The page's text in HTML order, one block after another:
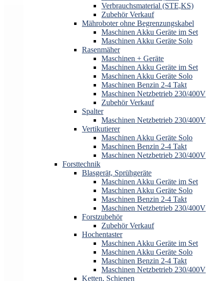
Verbrauchsmaterial (STE,KS)
Zubehör Verkauf
Mähroboter ohne Begrenzungskabel
Maschinen Akku Geräte im Set
Maschinen Akku Geräte Solo
Rasenmäher
Maschinen + Geräte
Maschinen Akku Geräte im Set
Maschinen Akku Geräte Solo
Maschinen Benzin 2-4 Takt
Maschinen Netzbetrieb 230/400V
Zubehör Verkauf
Spalter
Maschinen Netzbetrieb 230/400V
Vertikutierer
Maschinen Akku Geräte Solo
Maschinen Benzin 2-4 Takt
Maschinen Netzbetrieb 230/400V
Forsttechnik
Blasgerät, Sprühgeräte
Maschinen Akku Geräte im Set
Maschinen Akku Geräte Solo
Maschinen Benzin 2-4 Takt
Maschinen Netzbetrieb 230/400V
Forstzubehör
Zubehör Verkauf
Hochentaster
Maschinen Akku Geräte im Set
Maschinen Akku Geräte Solo
Maschinen Benzin 2-4 Takt
Maschinen Netzbetrieb 230/400V
Ketten, Schienen